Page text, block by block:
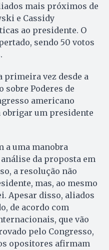
mais próximos de
e Cassidy
ao presidente. O
sendo 50 votos
primeira vez desde a
sobre Poderes de
americano
obrigar um presidente
a uma manobra
da proposta em
a resolução não
mas, ao mesmo
Apesar disso, aliados
de acordo com
que vão
pelo Congresso,
opositores afirmam